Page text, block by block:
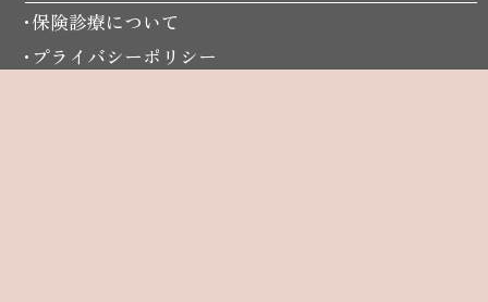
保険診療について
プライバシーポリシー